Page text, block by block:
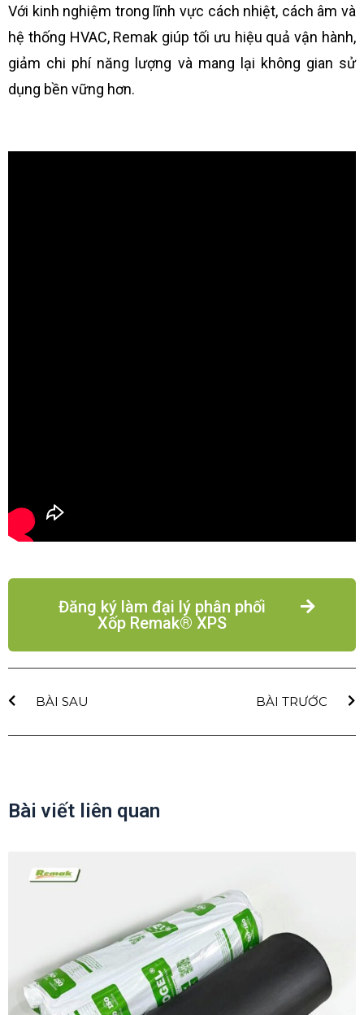
Với kinh nghiệm trong lĩnh vực cách nhiệt, cách âm và
hệ thống HVAC, Remak giúp tối ưu hiệu quả vận hành,
giảm chi phí năng lượng và mang lại không gian sử
dụng bền vững hơn.
Đăng ký làm đại lý phân phối
Xốp Remak® XPS
BÀI SAU BÀI TRƯỚC
Bài viết liên quan